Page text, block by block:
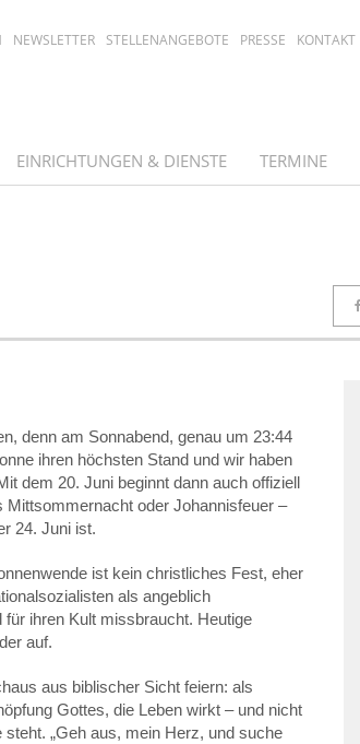
NEWSLETTER STELLENANGEBOTE PRESSE KONTAKT
EINRICHTUNGEN & DIENSTE TERMINE
denn am Sonnabend, genau um 23:44
ihren höchsten Stand und wir haben
dem 20. Juni beginnt dann auch offiziell
oder Johannisfeuer –
24. Juni ist.
ist kein christliches Fest, eher
als angeblich
ihren Kult missbraucht. Heutige
auf.
aus biblischer Sicht feiern: als
Gottes, die Leben wirkt – und nicht
„Geh aus, mein Herz, und suche